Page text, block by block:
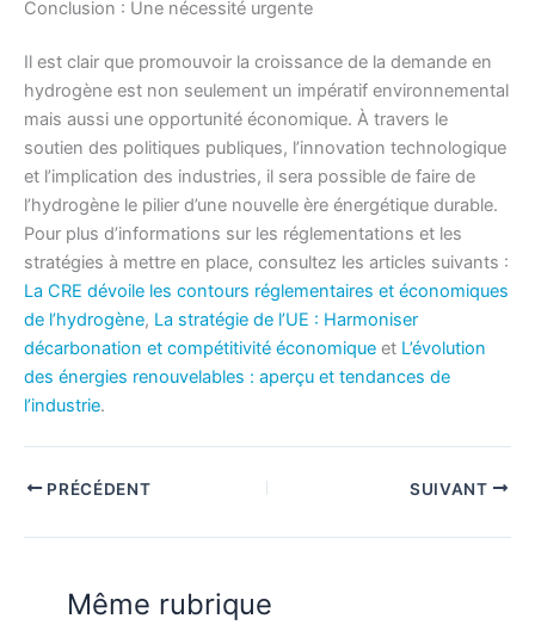
Conclusion : Une nécessité urgente
Il est clair que promouvoir la croissance de la demande en
hydrogène est non seulement un impératif environnemental
mais aussi une opportunité économique. À travers le
soutien des politiques publiques, l’innovation technologique
et l’implication des industries, il sera possible de faire de
l’hydrogène le pilier d’une nouvelle ère énergétique durable.
Pour plus d’informations sur les réglementations et les
stratégies à mettre en place, consultez les articles suivants :
La CRE dévoile les contours réglementaires et économiques
de l’hydrogène, La stratégie de l’UE : Harmoniser
décarbonation et compétitivité économique et L’évolution
des énergies renouvelables : aperçu et tendances de
l’industrie.
PRÉCÉDENT SUIVANT
Même rubrique